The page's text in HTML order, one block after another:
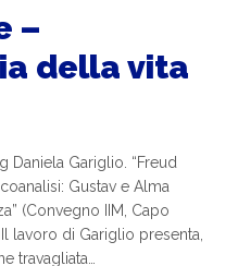
–
della vita
Gariglio. “Freud
Gustav e Alma
(Convegno IIM, Capo
lavoro di Gariglio presenta,
travagliata…